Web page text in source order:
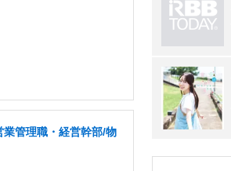
管理職・経営幹部/物